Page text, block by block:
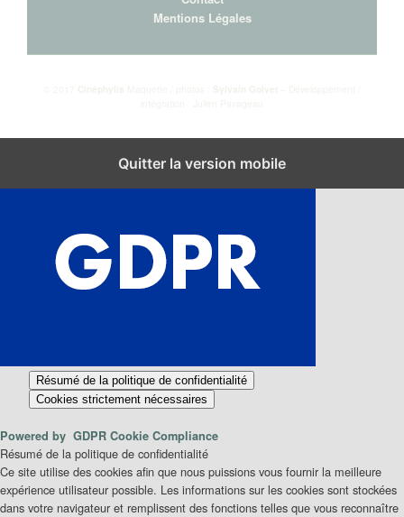
Mentions Légales
Quitter la version mobile
Fermer les réglages des cookies GDPR
Résumé de la politique de confidentialité
Cookies strictement nécessaires
Powered by GDPR Cookie Compliance
Résumé de la politique de confidentialité
Ce site utilise des cookies afin que nous puissions vous fournir la meilleure
expérience utilisateur possible. Les informations sur les cookies sont stockées
dans votre navigateur et remplissent des fonctions telles que vous reconnaître